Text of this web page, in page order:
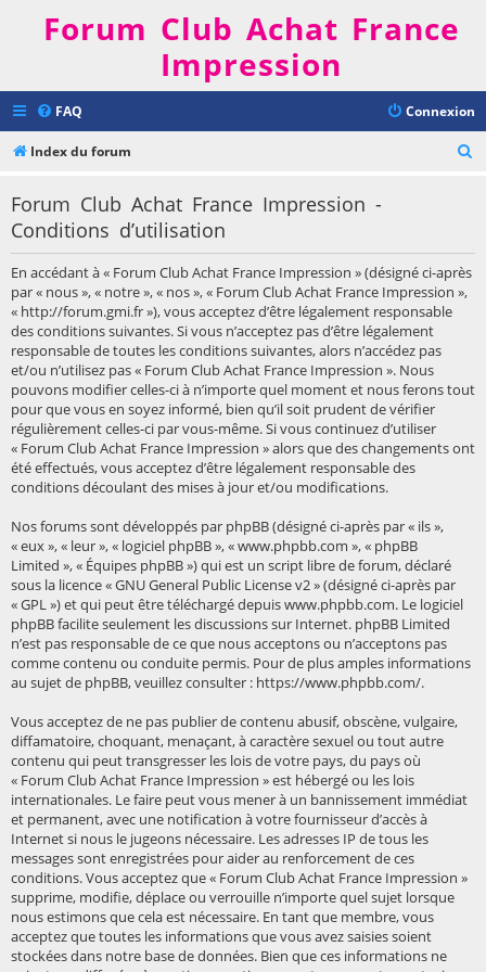
Forum Club Achat France
Impression
FAQ Connexion
Index du forum
Forum Club Achat France Impression -
Conditions d’utilisation
En accédant à « Forum Club Achat France Impression » (désigné ci-après
par « nous », « notre », « nos », « Forum Club Achat France Impression »,
« http://forum.gmi.fr »), vous acceptez d’être légalement responsable
des conditions suivantes. Si vous n’acceptez pas d’être légalement
responsable de toutes les conditions suivantes, alors n’accédez pas
et/ou n’utilisez pas « Forum Club Achat France Impression ». Nous
pouvons modifier celles-ci à n’importe quel moment et nous ferons tout
pour que vous en soyez informé, bien qu’il soit prudent de vérifier
régulièrement celles-ci par vous-même. Si vous continuez d’utiliser
« Forum Club Achat France Impression » alors que des changements ont
été effectués, vous acceptez d’être légalement responsable des
conditions découlant des mises à jour et/ou modifications.
Nos forums sont développés par phpBB (désigné ci-après par « ils »,
« eux », « leur », « logiciel phpBB », « www.phpbb.com », « phpBB
Limited », « Équipes phpBB ») qui est un script libre de forum, déclaré
sous la licence «GNU General Public License v2» (désigné ci-après par
« GPL ») et qui peut être téléchargé depuiswww.phpbb.com. Le logiciel
phpBB facilite seulement les discussions sur Internet. phpBB Limited
n’est pas responsable de ce que nous acceptons ou n’acceptons pas
comme contenu ou conduite permis. Pour de plus amples informations
au sujet de phpBB, veuillez consulter : https://www.phpbb.com/.
Vous acceptez de ne pas publier de contenu abusif, obscène, vulgaire,
diffamatoire, choquant, menaçant, à caractère sexuel ou tout autre
contenu qui peut transgresser les lois de votre pays, du pays où
« Forum Club Achat France Impression » est hébergé ou les lois
internationales. Le faire peut vous mener à un bannissement immédiat
et permanent, avec une notification à votre fournisseur d’accès à
Internet si nous le jugeons nécessaire. Les adresses IP de tous les
messages sont enregistrées pour aider au renforcement de ces
conditions. Vous acceptez que « Forum Club Achat France Impression »
supprime, modifie, déplace ou verrouille n’importe quel sujet lorsque
nous estimons que cela est nécessaire. En tant que membre, vous
acceptez que toutes les informations que vous avez saisies soient
stockées dans notre base de données. Bien que ces informations ne